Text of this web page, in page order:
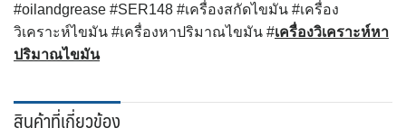
#oilandgrease #SER148 #เครื่องสกัดไขมัน #เครื่อง
วิเคราะห์ไขมัน #เครื่องหาปริมาณไขมัน #เครื่องวิเคราะห์หา
ปริมาณไขมัน
สินค้าที่เกี่ยวข้อง